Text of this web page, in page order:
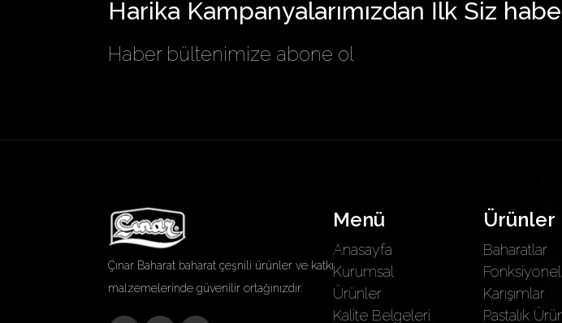
Harika Kampanyalarımızdan İlk Siz
Haber bültenimize abone ol
Çınar Baharat baharat çeşnili ürünler ve katkı
malzemelerinde güvenilir ortağınızdır.
Menü
Anasayfa
Kurumsal
Ürünler
Kalite Belgeleri
Ürünler
Baharatlar
Fonksiyonel
Karışımlar
Pastalık